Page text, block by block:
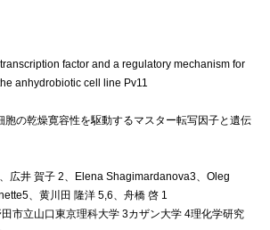
factor and a regulatory mechanism for
anhydrobiotic cell line Pv11
胞の乾燥寛容性を駆動するマスター転写因子と遺伝
広井 賀子 2、Elena Shagimardanova3、Oleg
、黄川田 隆洋 5,6、舟橋 啓 1
市立山口東京理科大学 3カザン大学 4理化学研究